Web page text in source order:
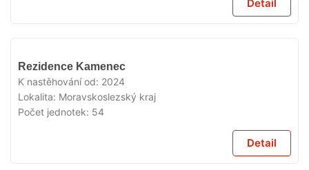
Detail
Rezidence Kamenec
K nastěhování od: 2024
Lokalita: Moravskoslezský kraj
Počet jednotek: 54
Detail